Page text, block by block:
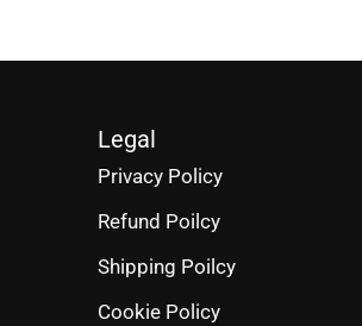
Legal
Privacy Policy
Refund Poilcy
Shipping Poilcy
Cookie Policy